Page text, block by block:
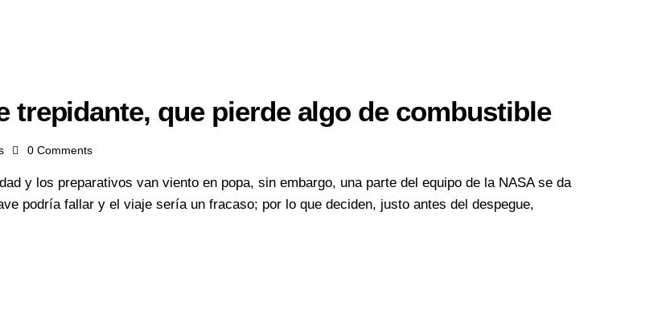
trepidante, que pierde algo de combustible
0 Comments
y los preparativos van viento en popa, sin embargo, una parte del equipo de la NASA se da
podría fallar y el viaje sería un fracaso; por lo que deciden, justo antes del despegue,